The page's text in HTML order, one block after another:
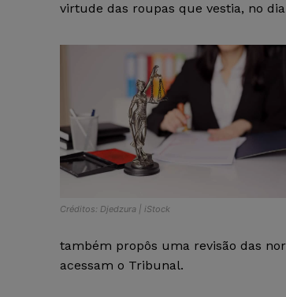
virtude das roupas que vestia, no
Créditos: Djedzura | iStock
também propôs uma revisão das
acessam o Tribunal.